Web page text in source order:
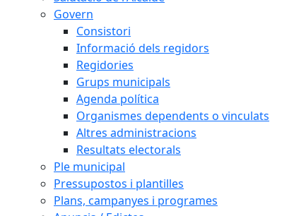
Govern
Consistori
Informació dels regidors
Regidories
Grups municipals
Agenda política
Organismes dependents o vinculats
Altres administracions
Resultats electorals
Ple municipal
Pressupostos i plantilles
Plans, campanyes i programes